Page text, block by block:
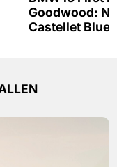
Goodwood:
Castellet Blue